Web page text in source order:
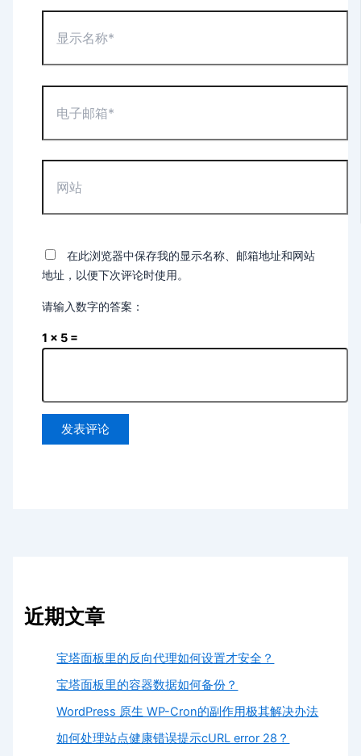
称
箱
*
在此浏览器中保存我的显示名称、邮箱地址和网站
地址，以便下次评论时使用。
请输入数字的答案：
1 × 5 =
近期文章
宝塔面板里的反向代理如何设置才安全？
宝塔面板里的容器数据如何备份？
WordPress 原生 WP-Cron的副作用极其解决办法
如何处理站点健康错误提示cURL error 28？